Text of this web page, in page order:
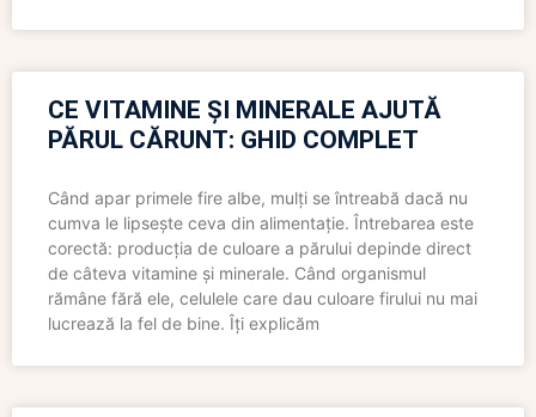
CE VITAMINE ȘI MINERALE AJUTĂ
PĂRUL CĂRUNT: GHID COMPLET
Când apar primele fire albe, mulți se întreabă dacă nu
cumva le lipsește ceva din alimentație. Întrebarea este
corectă: producția de culoare a părului depinde direct
de câteva vitamine și minerale. Când organismul
rămâne fără ele, celulele care dau culoare firului nu mai
lucrează la fel de bine. Îți explicăm